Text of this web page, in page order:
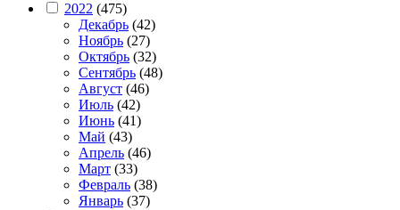
2022 (475)
Декабрь (42)
Ноябрь (27)
Октябрь (32)
Сентябрь (48)
Август (46)
Июль (42)
Июнь (41)
Май (43)
Апрель (46)
Март (33)
Февраль (38)
Январь (37)